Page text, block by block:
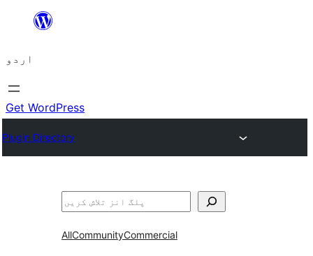
چھوڑیں
پر
جائیں
اردو
Get WordPress
Plugin Directory
تلاش
AllCommunityCommercial